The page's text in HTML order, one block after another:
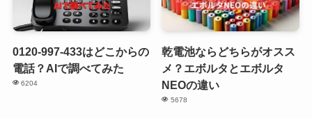
0120-997-433はどこからの
電話？AIで調べてみた
6204
乾電池ならどちらがオスス
メ？エボルタとエボルタ
NEOの違い
5678